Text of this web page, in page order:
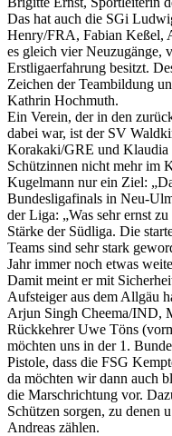
Das hat auch die SGi
Henry/FRA, Fabian Keßel,
es gleich vier Neuzugänge,
Erstligaerfahrung besitzt.
Zeichen der Teambildung
Kathrin Hochmuth.
Ein Verein, der in den
dabei war, ist der SV
Korakaki/GRE und Klaudia
Schützinnen nicht mehr im
Kugelmann nur ein Ziel:
Bundesligafinals in Neu-
der Liga: „Was sehr ernst
Stärke der Südliga. Die
Teams sind sehr stark
Jahr immer noch etwas
Damit meint er mit
Aufsteiger aus dem Allgäu
Arjun Singh Cheema/IND,
Rückkehrer Uwe Töns
möchten uns in der 1.
Pistole, dass die FSG
da möchten wir dann auch
die Marschrichtung vor.
Schützen sorgen, zu denen
Andreas zählen.